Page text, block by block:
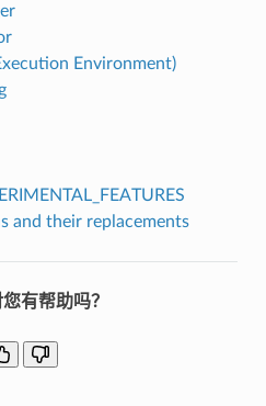
Environment)
and their replacements
有帮助吗？